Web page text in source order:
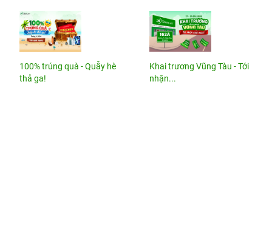
100% trúng quà - Quẫy hè
thả ga!
Khai trương Vũng Tàu - Tới
nhận...